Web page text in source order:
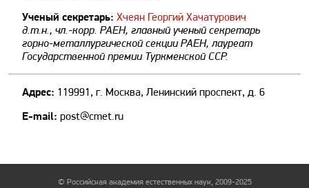
Ученый секретарь: Хчеян Георгий Хачатурович
д.т.н., чл.-корр. РАЕН, главный ученый секретарь
горно-металлургической секции РАЕН, лауреат
Государственной премии Туркменской ССР.
Адрес: 119991, г. Москва, Ленинский проспект, д. 6
E-mail: post@cmet.ru
© Российская академия естественных наук, 2009-2025